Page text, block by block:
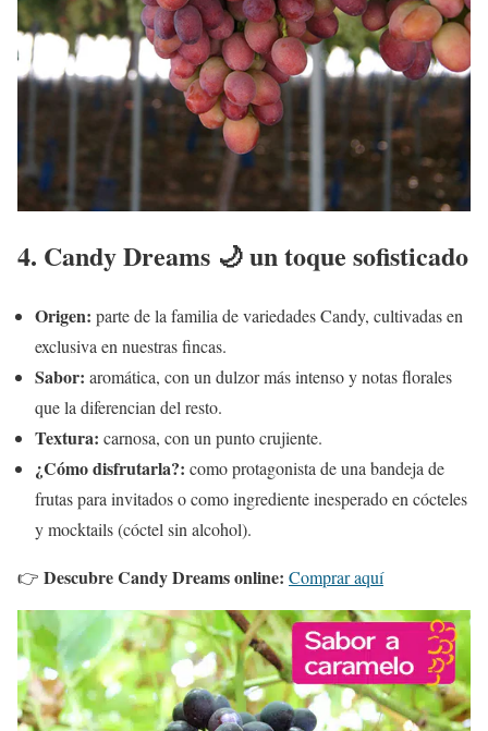
4. Candy Dreams 🌙 un toque sofisticado
Origen: parte de la familia de variedades Candy, cultivadas en
exclusiva en nuestras fincas.
Sabor: aromática, con un dulzor más intenso y notas florales
que la diferencian del resto.
Textura: carnosa, con un punto crujiente.
¿Cómo disfrutarla?: como protagonista de una bandeja de
frutas para invitados o como ingrediente inesperado en cócteles
y mocktails (cóctel sin alcohol).
👉 Descubre Candy Dreams online: Comprar aquí